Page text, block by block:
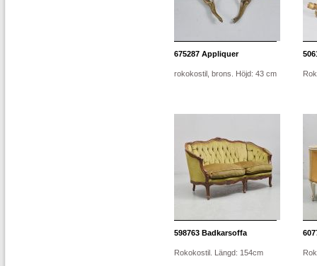
675287 Appliquer
rokokostil, brons. Höjd: 43 cm
598763 Badkarsoffa
Rokokostil. Längd: 154cm